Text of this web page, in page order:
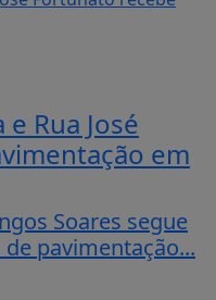
Rua José
em
Soares segue
pavimentação...
o acesso,